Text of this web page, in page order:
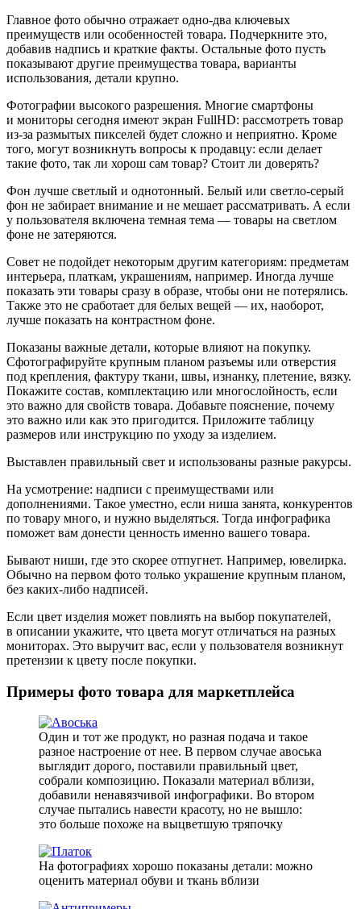
Главное фото обычно отражает одно‑два ключевых
преимуществ или особенностей товара. Подчеркните это,
добавив надпись и краткие факты. Остальные фото пусть
показывают другие преимущества товара, варианты
использования, детали крупно.
Фотографии высокого разрешения. Многие смартфоны
и мониторы сегодня имеют экран FullHD: рассмотреть товар
из‑за размытых пикселей будет сложно и неприятно. Кроме
того, могут возникнуть вопросы к продавцу: если делает
такие фото, так ли хорош сам товар? Стоит ли доверять?
Фон лучше светлый и однотонный. Белый или светло‑серый
фон не забирает внимание и не мешает рассматривать. А если
у пользователя включена темная тема — товары на светлом
фоне не затеряются.
Совет не подойдет некоторым другим категориям: предметам
интерьера, платкам, украшениям, например. Иногда лучше
показать эти товары сразу в образе, чтобы они не потерялись.
Также это не сработает для белых вещей — их, наоборот,
лучше показать на контрастном фоне.
Показаны важные детали, которые влияют на покупку.
Сфотографируйте крупным планом разъемы или отверстия
под крепления, фактуру ткани, швы, изнанку, плетение, вязку.
Покажите состав, комплектацию или многослойность, если
это важно для свойств товара. Добавьте пояснение, почему
это важно или как это пригодится. Приложите таблицу
размеров или инструкцию по уходу за изделием.
Выставлен правильный свет и использованы разные ракурсы.
На усмотрение: надписи с преимуществами или
дополнениями. Такое уместно, если ниша занята, конкурентов
по товару много, и нужно выделяться. Тогда инфографика
поможет вам донести ценность именно вашего товара.
Бывают ниши, где это скорее отпугнет. Например, ювелирка.
Обычно на первом фото только украшение крупным планом,
без каких‑либо надписей.
Если цвет изделия может повлиять на выбор покупателей,
в описании укажите, что цвета могут отличаться на разных
мониторах. Это выручит вас, если у пользователя возникнут
претензии к цвету после покупки.
Примеры фото товара для маркетплейса
Один и тот же продукт, но разная подача и такое
разное настроение от нее. В первом случае авоська
выглядит дорого, поставили правильный цвет,
собрали композицию. Показали материал вблизи,
добавили ненавязчивой инфографики. Во втором
случае пытались навести красоту, но не вышло:
это больше похоже на выцветшую тряпочку
На фотографиях хорошо показаны детали: можно
оценить материал обуви и ткань вблизи